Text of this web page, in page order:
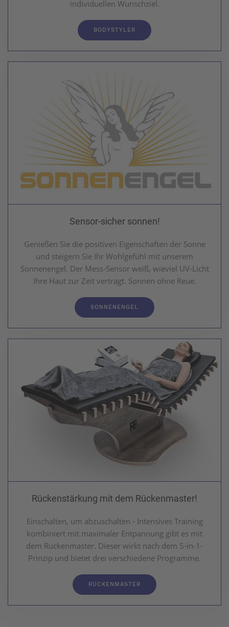
individuellen Wunschziel.
BODYSTYLER
Sensor-sicher sonnen!
Genießen Sie die positiven Eigenschaften der Sonne
und steigern Sie Ihr Wohlgefühl mit unserem
Sonnenengel. Der Mess-Sensor weiß, wieviel UV-Licht
Ihre Haut zur Zeit verträgt. Sonnen ohne Reue.
SONNENENGEL
Rückenstärkung mit dem Rückenmaster!
Einschalten, um abzuschalten - Intensives Training
kombiniert mit maximaler Entpannung gibt es mit
dem Rückenmaster. Dieser wirkt nach dem 5-in-1-
Prinzip und bietet drei verschiedene Programme.
RÜCKENMASTER